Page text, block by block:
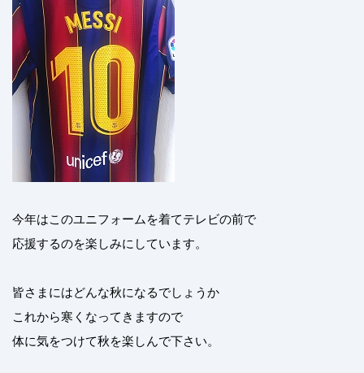
今年はこのユニフォームを着てテレビの前で
応援するのを楽しみにしています。
皆さまにはどんな秋になるでしょうか
これから寒くなってきますので
体に気をつけて秋を楽しんで下さい。